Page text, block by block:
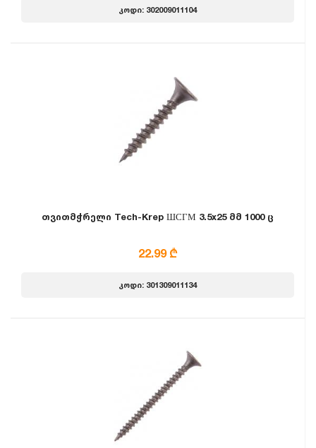
კოდი: 302009011104
თვითმჭრელი Tech-Krep ШСГМ 3.5x25 მმ 1000 ც
22.99 ₾
კოდი: 301309011134